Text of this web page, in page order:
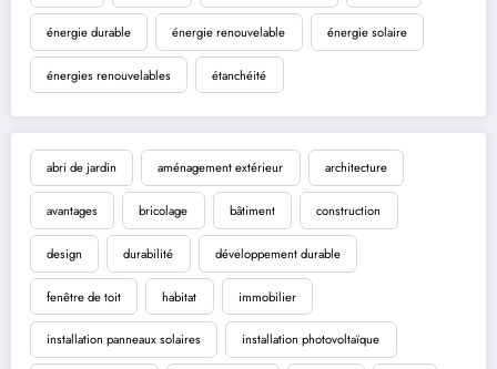
énergie durable énergie renouvelable énergie solaire
énergies renouvelables étanchéité
abri de jardin aménagement extérieur architecture
avantages bricolage bâtiment construction
design durabilité développement durable
fenêtre de toit habitat immobilier
installation panneaux solaires installation photovoltaïque